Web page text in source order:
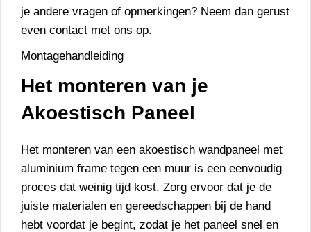
je andere vragen of opmerkingen? Neem dan gerust
even contact met ons op.
Montagehandleiding
Het monteren van je
Akoestisch Paneel
Het monteren van een akoestisch wandpaneel met
aluminium frame tegen een muur is een eenvoudig
proces dat weinig tijd kost. Zorg ervoor dat je de
juiste materialen en gereedschappen bij de hand
hebt voordat je begint, zodat je het paneel snel en